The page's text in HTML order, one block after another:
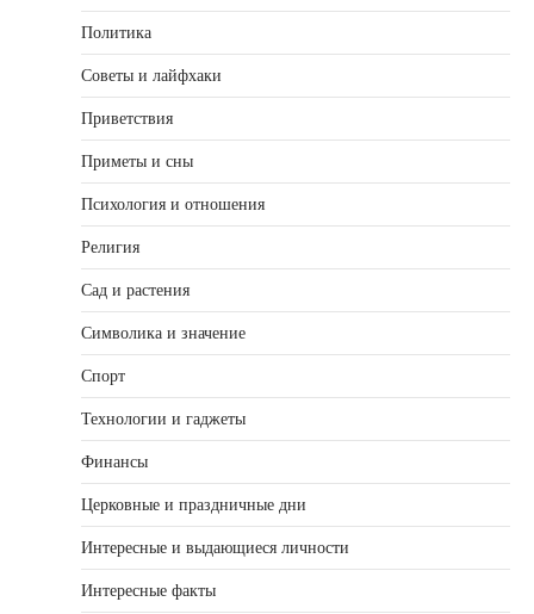
Политика
Советы и лайфхаки
Приветствия
Приметы и сны
Психология и отношения
Религия
Сад и растения
Символика и значение
Спорт
Технологии и гаджеты
Финансы
Церковные и праздничные дни
Интересные и выдающиеся личности
Интересные факты